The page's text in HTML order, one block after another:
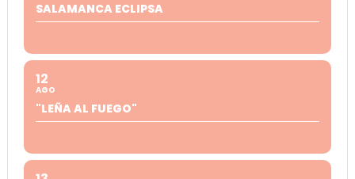
SALAMANCA ECLIPSA
12
AGO
"LEÑA AL FUEGO"